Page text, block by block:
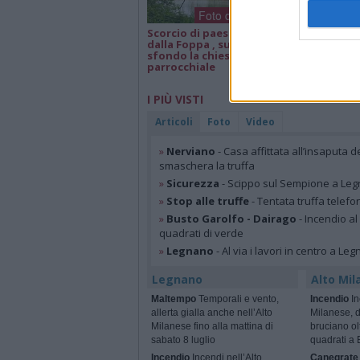
Foto dei lettori
Scorcio di paesaggio
dalla Foppa , sullo
sfondo la chiesa
parrocchiale
matrimonio,
I PIÙ VISTI
Articoli Foto Video
» Nerviano - Casa affittata all’insaputa
smaschera la truffa
» Sicurezza - Scippo sul Sempione a
» Stop alle truffe- Tentata truffa
» Busto Garolfo - Dairago - Incendio
quadrati di verde
» Legnano - Al via i lavori in centro a
Legnano
Maltempo Temporali e vento,
allerta gialla anche nell’Alto
Milanese fino alla mattina di
sabato 8 luglio
Alto
Incendio
Milanese,
bruciano
quadrati a